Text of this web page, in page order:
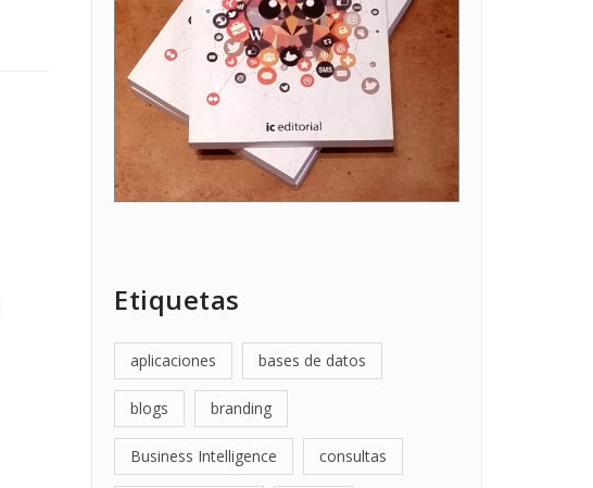
Etiquetas
aplicaciones bases de datos
blogs branding
Business Intelligence consultas